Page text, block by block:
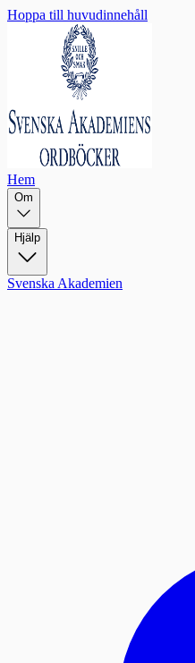
Hoppa till huvudinnehåll
Hem
Om
Hjälp
Svenska Akademien